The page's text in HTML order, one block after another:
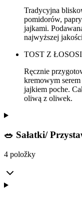
Tradycyjna
pomidorów,
jajkami.
najwyższej
TOST Z
Ręcznie
kremowym
jajkiem poche.
oliwą z oliwek.
🥗 Sałatki/
4 položky